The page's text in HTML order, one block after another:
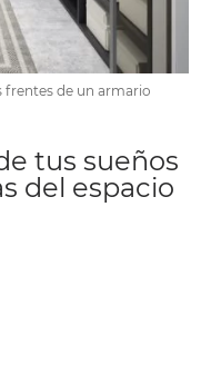
frentes de un armario
tus sueños
del espacio